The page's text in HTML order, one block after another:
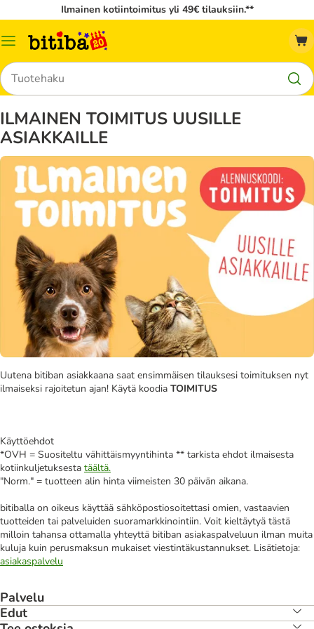
Ilmainen kotiintoimitus yli 49€ tilauksiin.**
Katalogivalikko
Hae
ILMAINEN TOIMITUS UUSILLE
ASIAKKAILLE
Uutena bitiban asiakkaana saat ensimmäisen tilauksesi toimituksen nyt
ilmaiseksi rajoitetun ajan! Käytä koodia TOIMITUS
Käyttöehdot
*OVH = Suositeltu vähittäismyyntihinta ** tarkista ehdot ilmaisesta
kotiinkuljetuksesta täältä.
"Norm." = tuotteen alin hinta viimeisten 30 päivän aikana.
bitiballa on oikeus käyttää sähköpostiosoitettasi omien, vastaavien
tuotteiden tai palveluiden suoramarkkinointiin. Voit kieltäytyä tästä
milloin tahansa ottamalla yhteyttä bitiban asiakaspalveluun ilman muita
kuluja kuin perusmaksun mukaiset viestintäkustannukset. Lisätietoja:
asiakaspalvelu
Palvelu
Edut